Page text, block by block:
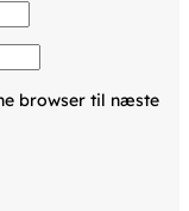
browser til næste